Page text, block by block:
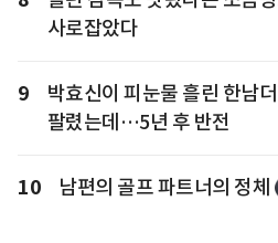
사로잡았다
9
박효신이 피눈물 흘린 한남
팔렸는데…5년 후 반전
10 남편의 골프 파트너의 정체